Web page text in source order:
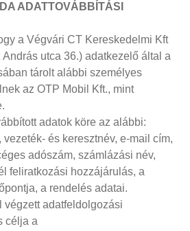
ADATTOVÁBBÍTÁSI
a Végvári CT Kereskedelmi Kft
utca 36.) adatkezelő által a
tárolt alábbi személyes
az OTP Mobil Kft., mint
adatok köre az alábbi:
és keresztnév, e-mail cím,
adószám, számlázási név,
feliratkozási hozzájárulás, a
a rendelés adatai.
adatfeldolgozási
célja a